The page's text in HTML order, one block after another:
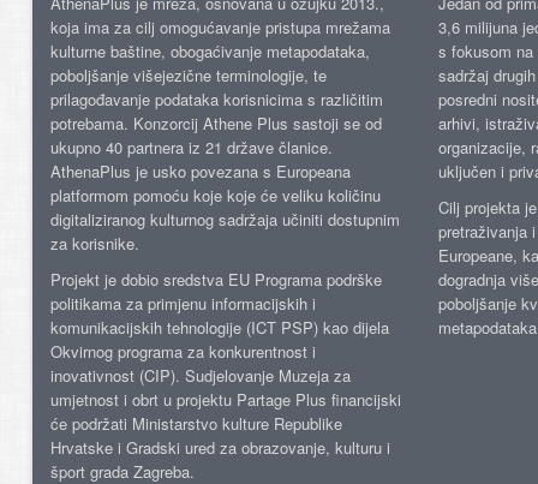
koja ima za cilj omogućavanje pristupa mrežama
kulturne baštine, obogaćivanje metapodataka,
poboljšanje višejezične terminologije, te
prilagođavanje podataka korisnicima s različitim
potrebama. Konzorcij Athene Plus sastoji se od
ukupno 40 partnera iz 21 države članice.
AthenaPlus je usko povezana s Europeana
platformom pomoću koje koje će veliku količinu
digitaliziranog kulturnog sadržaja učiniti dostupnim
za korisnike.
Projekt je dobio sredstva EU Programa podrške
politikama za primjenu informacijskih i
komunikacijskih tehnologije (ICT PSP) kao dijela
Okvirnog programa za konkurentnost i
inovativnost (CIP). Sudjelovanje Muzeja za
umjetnost i obrt u projektu Partage Plus financijski
će podržati Ministarstvo kulture Republike
Hrvatske i Gradski ured za obrazovanje, kulturu i
šport grada Zagreba.
3,6 milijuna
s fokusom
sadržaj
posredni
arhivi,
organizacije,
uključen i
Cilj projekta
pretraživanja
Europeane,
dogradnja
poboljšanje